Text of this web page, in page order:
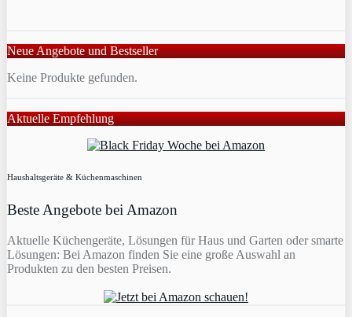
Neue Angebote und Bestseller
Keine Produkte gefunden.
Aktuelle Empfehlung
Haushaltsgeräte & Küchenmaschinen
Beste Angebote bei Amazon
Aktuelle Küchengeräte, Lösungen für Haus und Garten oder smarte
Lösungen: Bei Amazon finden Sie eine große Auswahl an
Produkten zu den besten Preisen.